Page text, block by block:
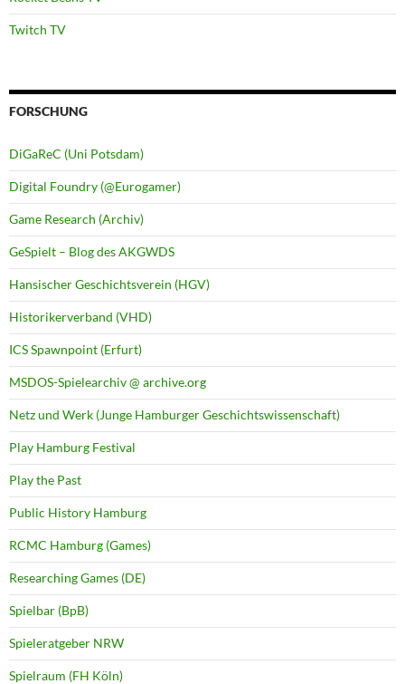
Twitch TV
FORSCHUNG
DiGaReC (Uni Potsdam)
Digital Foundry (@Eurogamer)
Game Research (Archiv)
GeSpielt – Blog des AKGWDS
Hansischer Geschichtsverein (HGV)
Historikerverband (VHD)
ICS Spawnpoint (Erfurt)
MSDOS-Spielearchiv @ archive.org
Netz und Werk (Junge Hamburger Geschichtswissenschaft)
Play Hamburg Festival
Play the Past
Public History Hamburg
RCMC Hamburg (Games)
Researching Games (DE)
Spielbar (BpB)
Spieleratgeber NRW
Spielraum (FH Köln)